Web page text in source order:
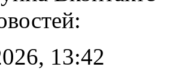
13:42